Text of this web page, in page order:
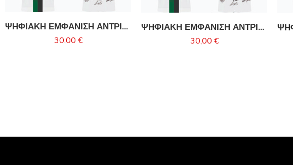
ΨΗΦΙΑΚΗ ΕΜΦΑΝΙΣΗ ΑΝΤΡΙΚΗΣ ΟΜΑΔΑΣ ΜΙΛΩΝΑ-THEODOSIS
30,00 €
ΨΗΦΙΑΚΗ ΕΜΦΑΝΙΣΗ ΑΝΤΡΙΚΗΣ ΟΜΑΔΑΣ ΜΙΛΩΝΑ-MOLINA
30,00 €